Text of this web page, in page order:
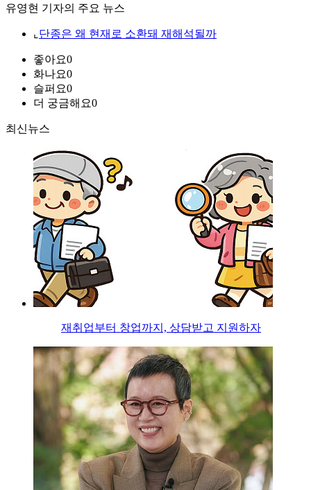
유영현 기자의 주요 뉴스
⌞ 단종은 왜 현재로 소환돼 재해석될까
좋아요0
화나요0
슬퍼요0
더 궁금해요0
최신뉴스
재취업부터 창업까지, 상담받고 지원하자